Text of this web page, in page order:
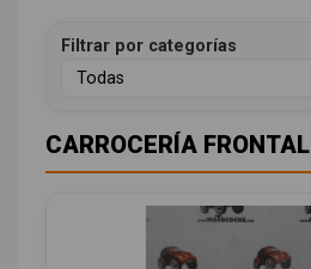
Filtrar por categorías
CARROCERÍA FRONTAL